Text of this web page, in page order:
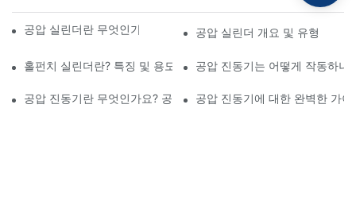
공압 실린더란 무엇인가? 종류, 구성 요소 및 공정
공압 실린더 개요 및 유형
홀펀치 실린더란? 특징 및 용도 공압 진동기는 어떻게 작동하나
공압 진동기란 무엇인가요? 공압 시스템 종합 가이드
공압 진동기에 대한 완벽한 가이